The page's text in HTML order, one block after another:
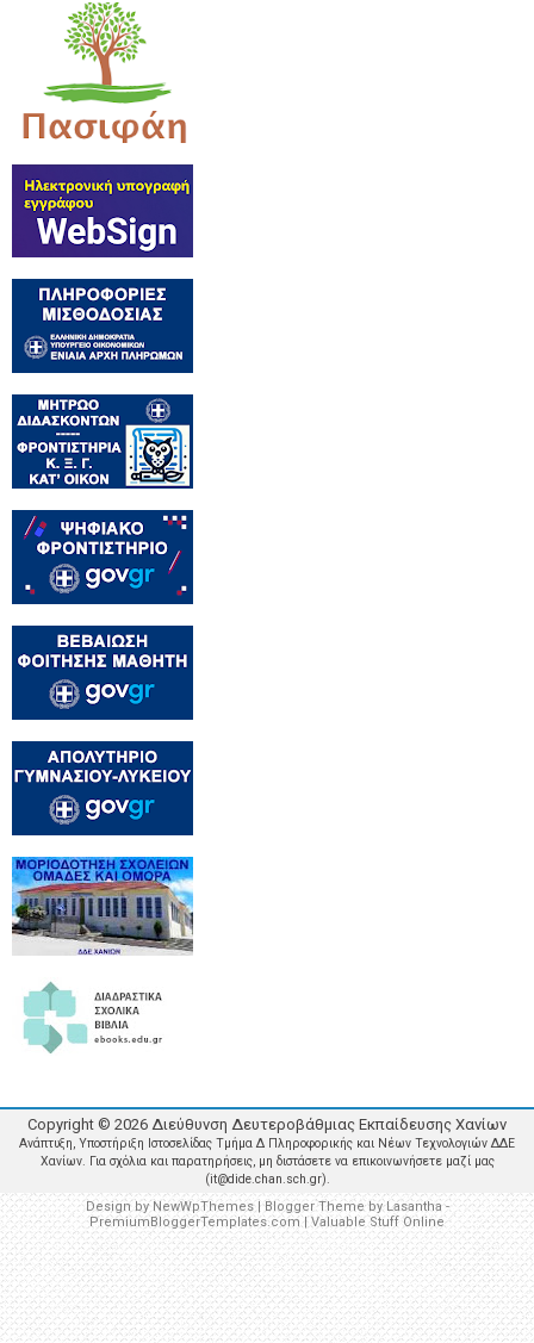
Copyright © 2026 Διεύθυνση Δευτεροβάθμιας Εκπαίδευσης Χανίων
Ανάπτυξη, Υποστήριξη Ιστοσελίδας Τμήμα Δ Πληροφορικής και Νέων Τεχνολογιών ΔΔΕ
Χανίων. Για σχόλια και παρατηρήσεις, μη διστάσετε να επικοινωνήσετε μαζί μας
(it@dide.chan.sch.gr).
Design byNewWpThemes| Blogger Theme byLasantha -
PremiumBloggerTemplates.com| Valuable Stuff Online